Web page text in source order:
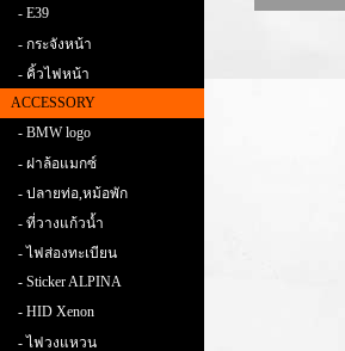
- E39
- กระจังหน้า
- คิ้วไฟหน้า
ACCESSORY
- BMW logo
- ฝาล้อแมกซ์
- ปลายท่อ,หม้อพัก
- ที่วางแก้วน้ำ
- ไฟส่องทะเบียน
- Sticker ALPINA
- HID Xenon
- ไฟวงแหวน